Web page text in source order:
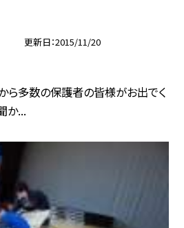
更新日 2015/11/20
ら多数の保護者の皆様がお出でく
か...